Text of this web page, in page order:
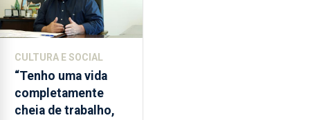
CULTURA E SOCIAL
“Tenho uma vida
completamente
cheia de trabalho,